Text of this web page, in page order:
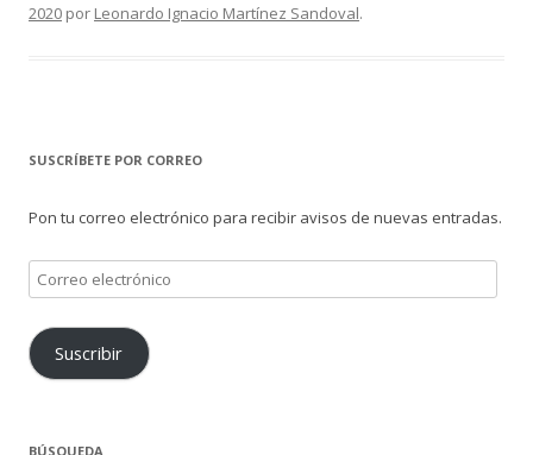
2020 por Leonardo Ignacio Martínez Sandoval.
SUSCRÍBETE POR CORREO
Pon tu correo electrónico para recibir avisos de nuevas entradas.
Correo
electrónico
Suscribir
BÚSQUEDA